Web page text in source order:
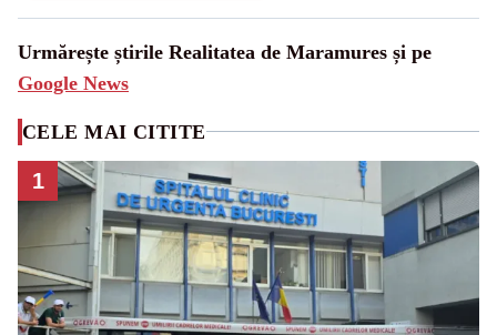
Urmărește știrile Realitatea de Maramures și pe
Google News
CELE MAI CITITE
1